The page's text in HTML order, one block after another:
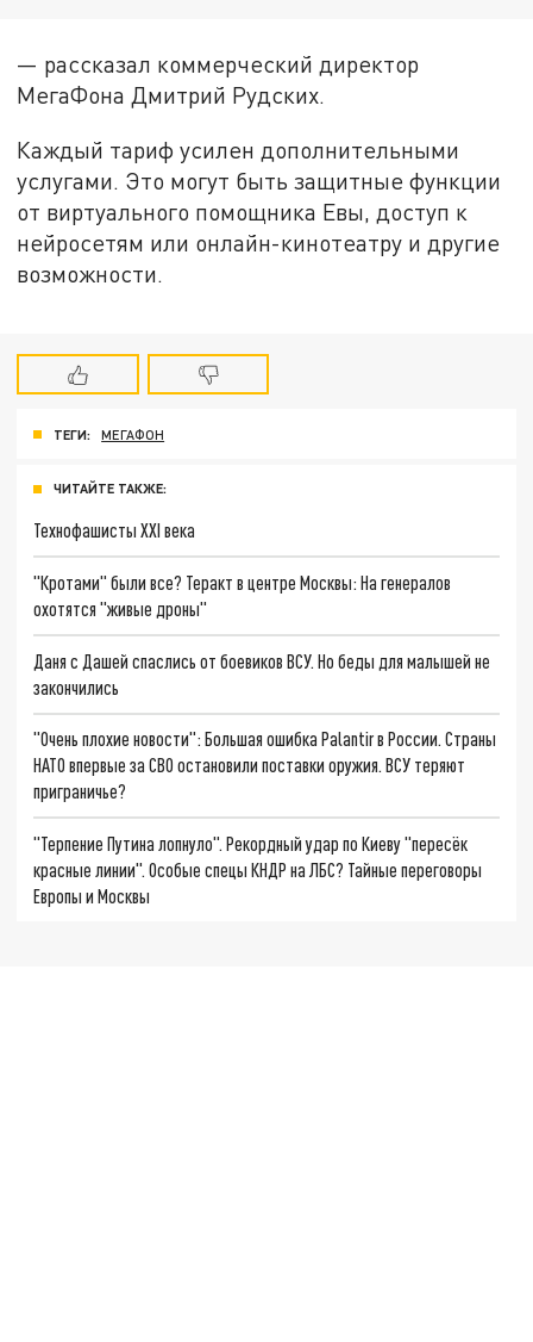
— рассказал коммерческий директор
МегаФона Дмитрий Рудских.
Каждый тариф усилен дополнительными
услугами. Это могут быть защитные функции
от виртуального помощника Евы, доступ к
нейросетям или онлайн-кинотеатру и другие
возможности.
ТЕГИ: МЕГАФОН
ЧИТАЙТЕ ТАКЖЕ:
Технофашисты XXI века
"Кротами" были все? Теракт в центре Москвы: На генералов
охотятся "живые дроны"
Даня с Дашей спаслись от боевиков ВСУ. Но беды для малышей не
закончились
"Очень плохие новости": Большая ошибка Palantir в России. Страны
НАТО впервые за СВО остановили поставки оружия. ВСУ теряют
приграничье?
"Терпение Путина лопнуло". Рекордный удар по Киеву "пересёк
красные линии". Особые спецы КНДР на ЛБС? Тайные переговоры
Европы и Москвы